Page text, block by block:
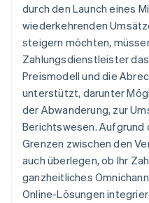
durch den Launch eines
wiederkehrenden
steigern möchten,
Zahlungsdienstleister
Preismodell und die
unterstützt, darunter
der Abwanderung, zur
Berichtswesen. Aufgrund
Grenzen zwischen den
auch überlegen, ob Ihr
ganzheitliches
Online-Lösungen